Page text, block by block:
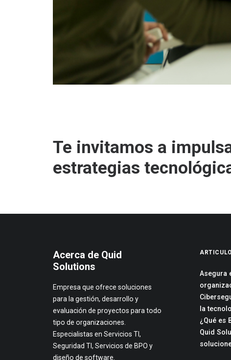
Te invitamos a
estrategias
Acerca de Quid
Solutions
Empresa que ofrece soluciones
para la gestión, desarrollo y
evaluación de proyectos para todo
tipo de organizaciones.
Especialistas en Servicios TI,
Seguridad TI, Servicios de BPO y
diseño de software.
Asegura
la
¿Qué es
Quid